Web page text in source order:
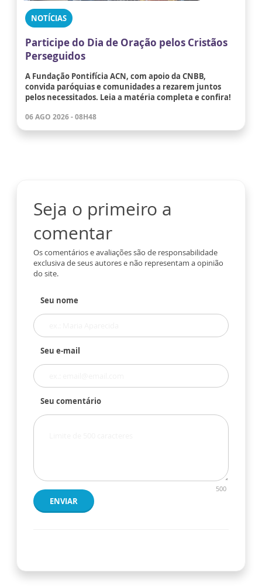
NOTÍCIAS
Participe do Dia de Oração pelos Cristãos
Perseguidos
A Fundação Pontifícia ACN, com apoio da CNBB,
convida paróquias e comunidades a rezarem juntos
pelos necessitados. Leia a matéria completa e confira!
06 AGO 2026 - 08H48
Seja o primeiro a
comentar
Os comentários e avaliações são de responsabilidade
exclusiva de seus autores e não representam a opinião
do site.
Seu nome
Seu e-mail
Seu comentário
500
ENVIAR